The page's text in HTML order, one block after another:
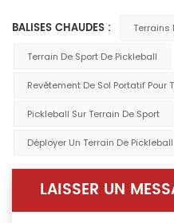
BALISES CHAUDES : Terrains
Terrain De Sport De Pickleball
Revêtement De Sol Portatif Pour
Pickleball Sur Terrain De Sport
Déployer Un Terrain De Pickleball
LAISSER UN